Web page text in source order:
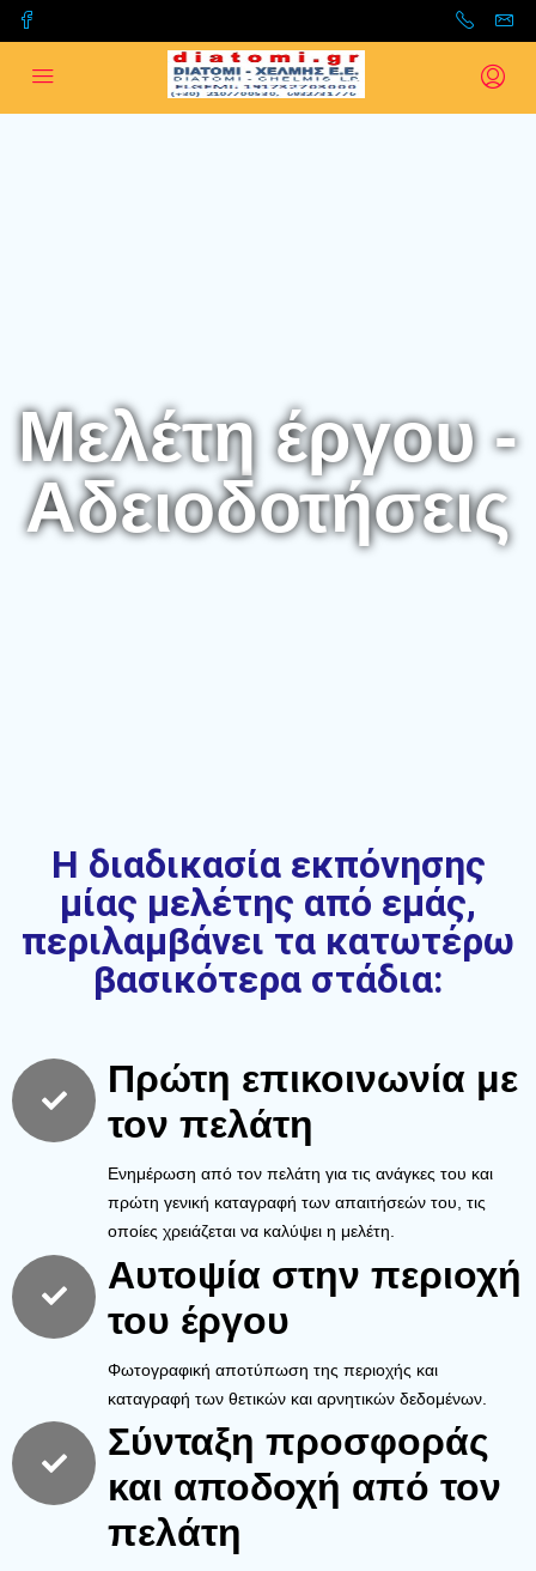
Μελέτη έργου -
Αδειοδοτήσεις
Η διαδικασία εκπόνησης
μίας μελέτης από εμάς,
περιλαμβάνει τα κατωτέρω
βασικότερα στάδια:
Πρώτη επικοινωνία με
τον πελάτη
Ενημέρωση από τον πελάτη για τις ανάγκες του και
πρώτη γενική καταγραφή των απαιτήσεών του, τις
οποίες χρειάζεται να καλύψει η μελέτη.
Αυτοψία στην περιοχή
του έργου
Φωτογραφική αποτύπωση της περιοχής και
καταγραφή των θετικών και αρνητικών δεδομένων.
Σύνταξη προσφοράς
και αποδοχή από τον
πελάτη